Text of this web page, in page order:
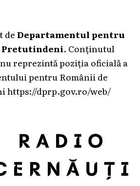
deDepartamentul pentru
Pretutindeni. Conținutul
reprezintă poziția oficială a
pentru Românii de
https://dprp.gov.ro/web/